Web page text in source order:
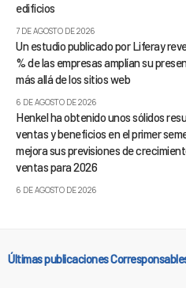
edificios
7 DE AGOSTO DE 2026
Un estudio publicado por Liferay
% de las empresas amplían su
más allá de los sitios web
6 DE AGOSTO DE 2026
Henkel ha obtenido unos sólidos
ventas y beneficios en el primer
mejora sus previsiones de
ventas para 2026
6 DE AGOSTO DE 2026
Últimas publicaciones